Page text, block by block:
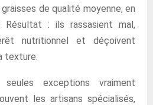
de qualité moyenne, en
: ils rassasient mal,
nutritionnel et déçoivent
texture.
exceptions vraiment
les artisans spécialisés,